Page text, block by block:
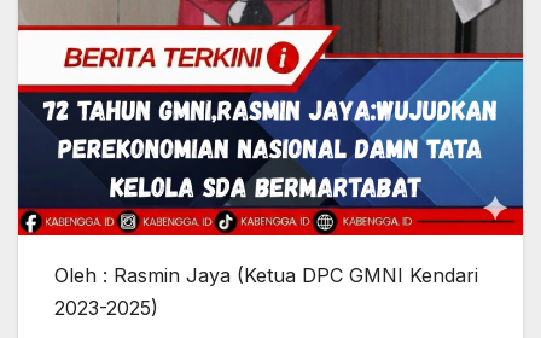
‎Oleh : Rasmin Jaya (Ketua DPC GMNI Kendari
2023-2025)